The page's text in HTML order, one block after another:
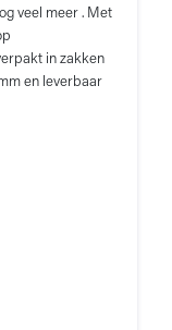
veel meer . Met
in zakken
en leverbaar